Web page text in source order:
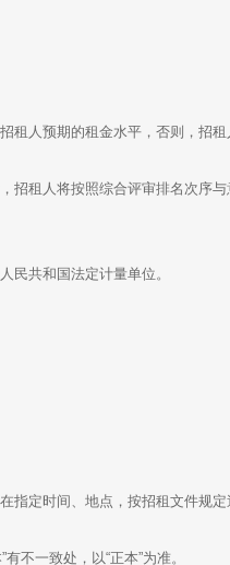
租人预期的租金水平，否则，招租
招租人将按照综合评审排名次序与
民共和国法定计量单位。
指定时间、地点，按招租文件规定
不一致处，以“正本”为准。